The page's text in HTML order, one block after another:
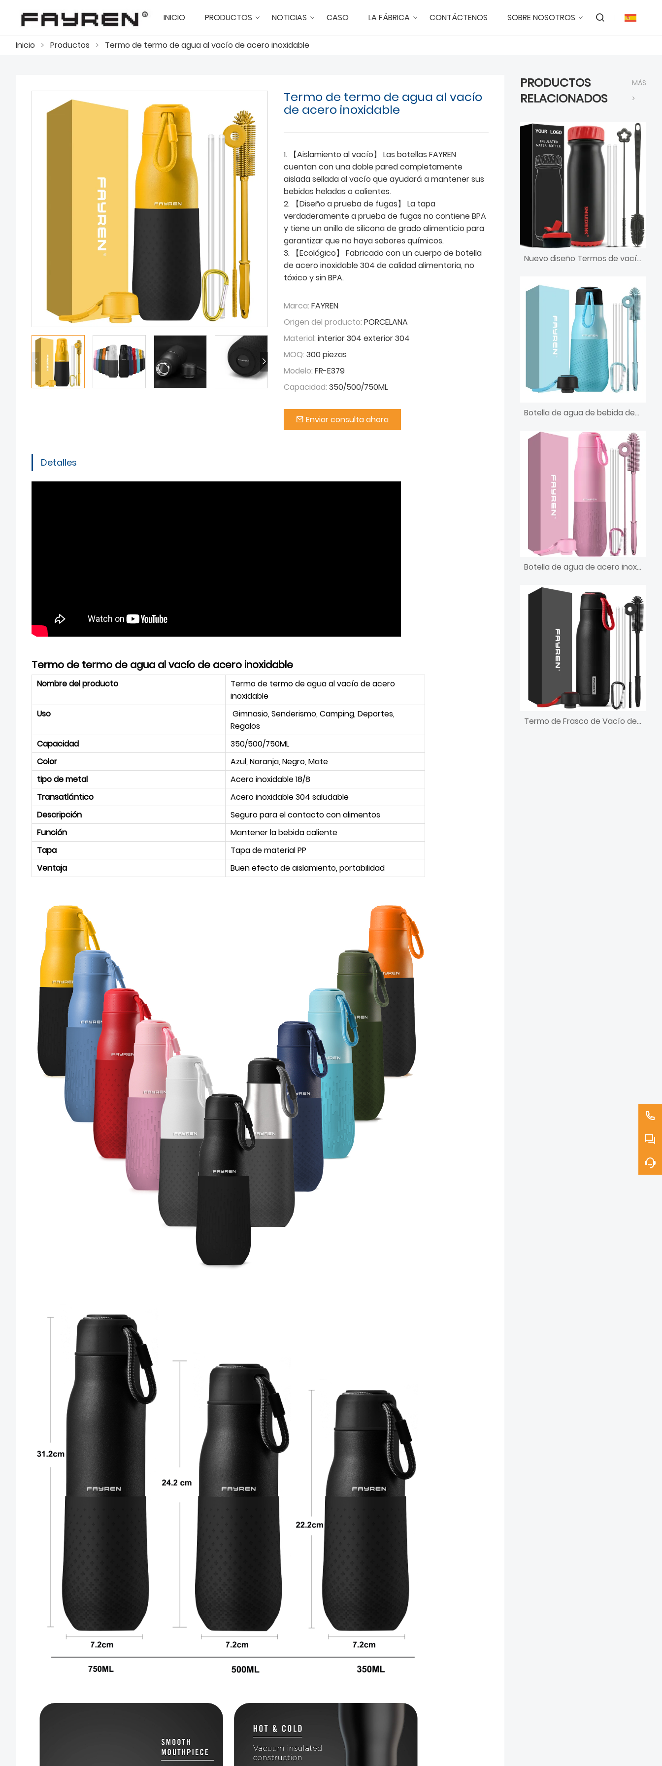
INICIO PRODUCTOS NOTICIAS CASO LA FÁBRICA CONTÁCTENOS SOBRE NOSOTROS
Inicio > Productos > Termo de termo de agua al vacío de acero inoxidable
Termo de termo de agua al vacío
de acero inoxidable
1. 【Aislamiento al vacío】 Las botellas FAYREN
cuentan con una doble pared completamente
aislada sellada al vacío que ayudará a mantener sus
bebidas heladas o calientes.
2. 【Diseño a prueba de fugas】 La tapa
verdaderamente a prueba de fugas no contiene BPA
y tiene un anillo de silicona de grado alimenticio para
garantizar que no haya sabores químicos.
3. 【Ecológico】 Fabricado con un cuerpo de botella
de acero inoxidable 304 de calidad alimentaria, no
tóxico y sin BPA.
Marca: FAYREN
Origen del producto: PORCELANA
Material: interior 304 exterior 304
MOQ: 300 piezas
Modelo: FR-E379
Capacidad: 350/500/750ML
Enviar consulta ahora
Detalles
Termo de termo de agua al vacío de acero inoxidable
Nombre del producto
Termo de termo de agua al vacío de acero
inoxidable
Uso
Gimnasio, Senderismo, Camping, Deportes,
Regalos
Capacidad
350/500/750ML
Color
Azul, Naranja, Negro, Mate
tipo de metal
Acero inoxidable 18/8
Transatlántico
Acero inoxidable 304 saludable
Descripción
Seguro para el contacto con alimentos
Función
Mantener la bebida caliente
Tapa
Tapa de material PP
Ventaja
Buen efecto de aislamiento, portabilidad
PRODUCTOS
RELACIONADOS
MÁS
>
Nuevo diseño Termos de vacío de doble pared Frasco aislado al vacío de boca pequeña Botella de agua deportiva de acero inoxidable con tapa de paja y fundas de silicona
Botella de agua de bebida deportiva de metal inoxidable de etiqueta privada
Botella de agua de acero inoxidable con aislamiento al vacío deportivo reutilizable sin Bpa
Termo de Frasco de Vacío de Acero Inoxidable Fabricantes